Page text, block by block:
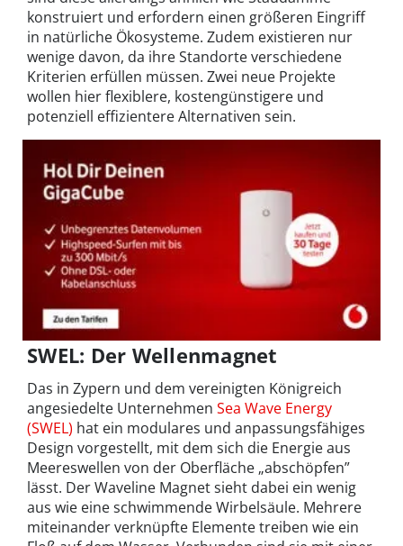
konstruiert und erfordern einen größeren Eingriff
in natürliche Ökosysteme. Zudem existieren nur
wenige davon, da ihre Standorte verschiedene
Kriterien erfüllen müssen. Zwei neue Projekte
wollen hier flexiblere, kostengünstigere und
potenziell effizientere Alternativen sein.
SWEL: Der Wellenmagnet
Das in Zypern und dem vereinigten Königreich
angesiedelte Unternehmen Sea Wave Energy
(SWEL) hat ein modulares und anpassungsfähiges
Design vorgestellt, mit dem sich die Energie aus
Meereswellen von der Oberfläche „abschöpfen”
lässt. Der Waveline Magnet sieht dabei ein wenig
aus wie eine schwimmende Wirbelsäule. Mehrere
miteinander verknüpfte Elemente treiben wie ein